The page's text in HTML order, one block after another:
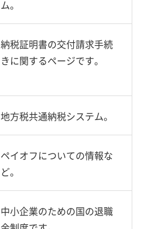
ム。
納税証明書の交付請求手続
きに関するページです。
地方税共通納税システム。
ペイオフについての情報な
ど。
中小企業のための国の退職